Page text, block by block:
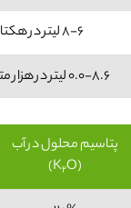
8-6 لیتر در هکتار
0.0-8.6 لیتر در هزار مترمربع
پتاسیم محلول در آب
(K
2O)